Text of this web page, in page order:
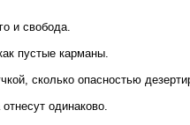
и свобода.
пустые карманы.
сколько опасностью
одинаково.